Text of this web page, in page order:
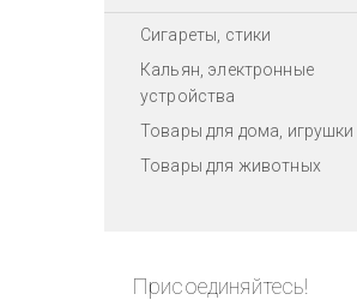
Сигареты, стики
Кальян, электронные
устройства
Товары для дома, игрушки
Товары для животных
Присоединяйтесь!